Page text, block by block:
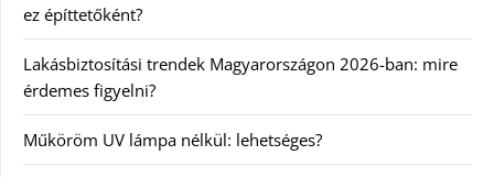
ez építtetőként?
Lakásbiztosítási trendek Magyarországon 2026-ban: mire
érdemes figyelni?
Műköröm UV lámpa nélkül: lehetséges?